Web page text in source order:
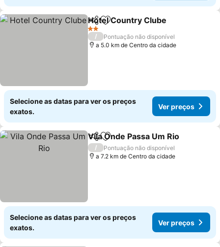
PartilharAdicionar aos favoritos
Hotel Country Clube
2 Estrelas
/
Pontuação não disponível
a 5.0 km de Centro da cidade
Selecione as datas para ver os preços
exatos.
Ver preços
PartilharAdicionar aos favoritos
Vila Onde Passa Um Rio
/
Pontuação não disponível
a 7.2 km de Centro da cidade
Selecione as datas para ver os preços
exatos.
Ver preços